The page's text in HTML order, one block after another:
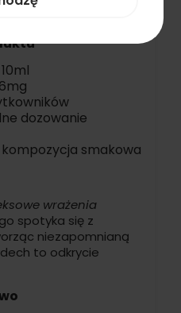
dozowanie
smakowa
wrażenia
spotyka się z
niezapomnianą
to odkrycie